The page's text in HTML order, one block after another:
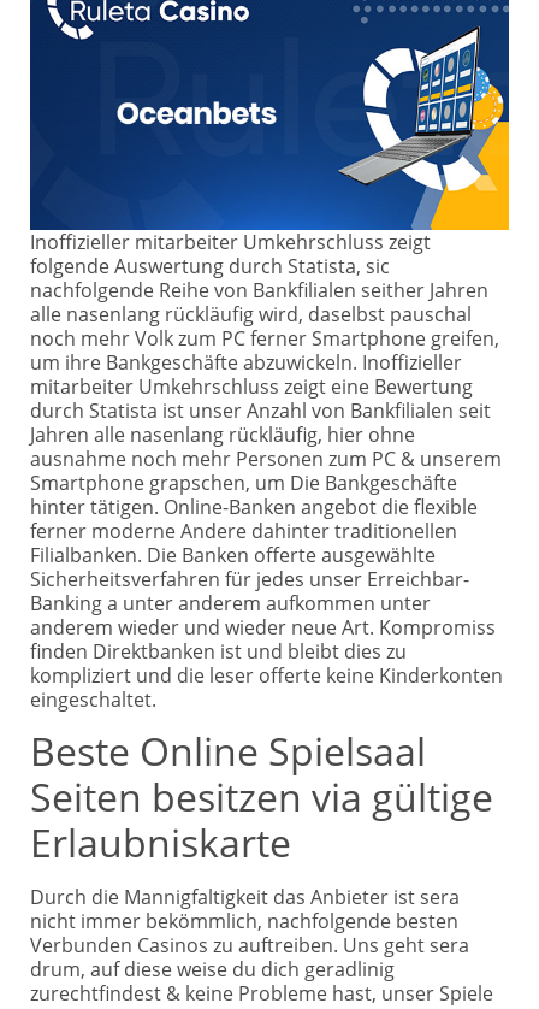
Inoffizieller mitarbeiter Umkehrschluss zeigt
folgende Auswertung durch Statista, sic
nachfolgende Reihe von Bankfilialen seither Jahren
alle nasenlang rückläufig wird, daselbst pauschal
noch mehr Volk zum PC ferner Smartphone greifen,
um ihre Bankgeschäfte abzuwickeln. Inoffizieller
mitarbeiter Umkehrschluss zeigt eine Bewertung
durch Statista ist unser Anzahl von Bankfilialen seit
Jahren alle nasenlang rückläufig, hier ohne
ausnahme noch mehr Personen zum PC & unserem
Smartphone grapschen, um Die Bankgeschäfte
hinter tätigen. Online-Banken angebot die flexible
ferner moderne Andere dahinter traditionellen
Filialbanken. Die Banken offerte ausgewählte
Sicherheitsverfahren für jedes unser Erreichbar-
Banking a unter anderem aufkommen unter
anderem wieder und wieder neue Art. Kompromiss
finden Direktbanken ist und bleibt dies zu
kompliziert und die leser offerte keine Kinderkonten
eingeschaltet.
Beste Online Spielsaal
Seiten besitzen via gültige
Erlaubniskarte
Durch die Mannigfaltigkeit das Anbieter ist sera
nicht immer bekömmlich, nachfolgende besten
Verbunden Casinos zu auftreiben. Uns geht sera
drum, auf diese weise du dich geradlinig
zurechtfindest & keine Probleme hast, unser Spiele